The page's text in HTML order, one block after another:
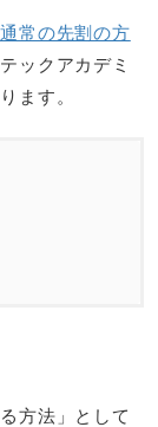
常の先割の方
ックアカデミ
ます。
方法」として